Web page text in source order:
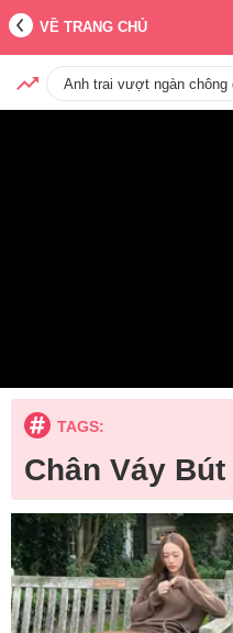
VỀ TRANG CHỦ
Anh trai vượt ngàn chông
TAGS:
Chân Váy Bút